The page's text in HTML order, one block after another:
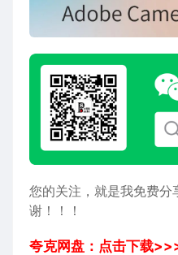
您的关注，就是我免费
谢！！！
夸克网盘：点击下载